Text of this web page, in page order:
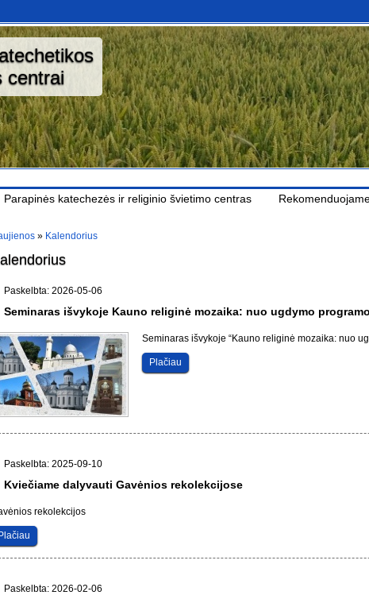
centrai
Parapinės katechezės ir religinio švietimo centras
» Kalendorius
Paskelbta: 2026-05-06
Seminaras išvykoje Kauno religinė mozaika: nuo ugdymo
Seminaras išvykoje “Kauno religinė mozaika: nuo
Plačiau
Paskelbta: 2025-09-10
Kviečiame dalyvauti Gavėnios rekolekcijose
rekolekcijos
Plačiau
Paskelbta: 2026-02-06